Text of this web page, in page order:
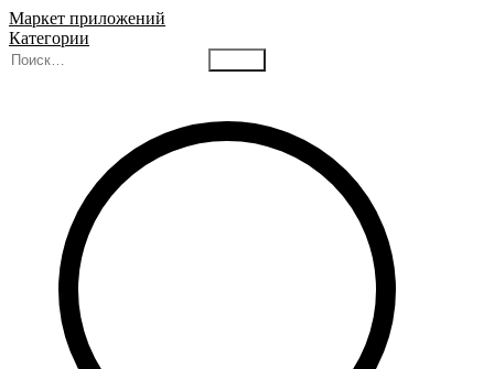
Маркет приложений
Категории